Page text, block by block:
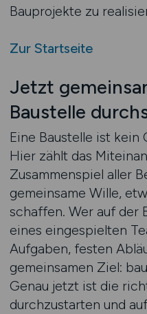
Bauprojekte zu
Zur Startseite
Jetzt
Baustelle
Eine Baustelle ist kein
Hier zählt das
Zusammenspiel aller
gemeinsame Wille,
schaffen. Wer auf der
eines eingespielten
Aufgaben, festen
gemeinsamen Ziel:
Genau jetzt ist die
durchzustarten und